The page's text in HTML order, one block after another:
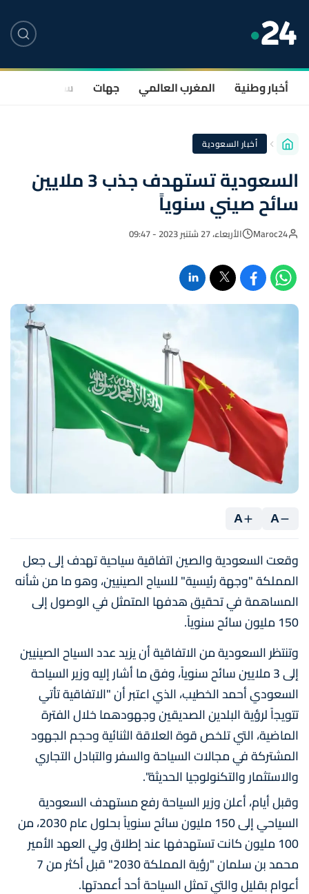
أخبار وطنية المغرب العالمي جهات سياسة
أخبار السعودية
السعودية تستهدف جذب 3 ملايين
سائح صيني سنوياً
Maroc24 الأربعاء، 27 شتنبر 2023 - 09:47
A
A
وقعت السعودية والصين اتفاقية سياحية تهدف إلى جعل
المملكة "وجهة رئيسية" للسياح الصينيين، وهو ما من شأنه
المساهمة في تحقيق هدفها المتمثل في الوصول إلى
150 مليون سائح سنوياً.
وتنتظر السعودية من الاتفاقية أن يزيد عدد السياح الصينيين
إلى 3 ملايين سائح سنوياً، وفق ما أشار إليه وزير السياحة
السعودي أحمد الخطيب، الذي اعتبر أن "الاتفاقية تأتي
ﺗﺘﻮﯾﺠاً ﻟﺮؤﯾﺔ اﻟﺒﻠﺪﯾﻦ الصديقين وجهودهما ﺧﻼل اﻟﻔﺘﺮة
اﻟﻤﺎﺿﯿﺔ، اﻟﺘﻲ ﺗﻠﺨﺺ ﻗﻮة اﻟﻌﻼﻗﺔ اﻟﺜﻨﺎﺋﯿﺔ وﺣﺠﻢ الجهود
اﻟﻤﺸﺘﺮﻛﺔ ﻓﻲ ﻣﺠﺎﻻت اﻟﺴﯿﺎﺣﺔ واﻟﺴﻔﺮ واﻟﺘﺒﺎدل اﻟﺘﺠﺎري
واﻻﺳﺘﺜﻤﺎر واﻟﺘﻜﻨﻮﻟﻮﺟﯿﺎ اﻟﺤﺪﯾﺜﺔ".
وقبل أيام، أعلن وزير السياحة رفع مستهدف السعودية
السياحي إلى 150 مليون سائح سنوياً بحلول عام 2030، من
100 مليون كانت تستهدفها عند إطلاق ولي العهد الأمير
محمد بن سلمان "رؤية المملكة 2030" قبل أكثر من 7
أعوام بقليل والتي تمثل السياحة أحد أعمدتها.